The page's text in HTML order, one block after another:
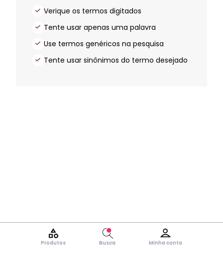
Produtos Busca Minha conta
Verique os termos digitados
Tente usar apenas uma palavra
Use termos genéricos na pesquisa
Tente usar sinônimos do termo desejado